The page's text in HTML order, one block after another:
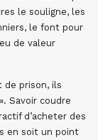
le souligne, les
le font pour
de valeur
prison, ils
Savoir coudre
d’acheter des
en soit un point